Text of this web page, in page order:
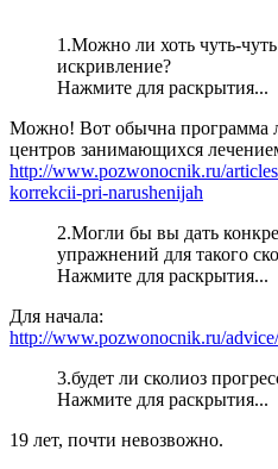
1.Можно ли хоть чуть-
искривление?
Нажмите для раскрытия...
Можно! Вот обычна программа
центров занимающихся
http://www.pozwonocnik.ru/
korrekcii-pri-narushenijah
2.Могли бы вы дать
упражнений для такого
Нажмите для раскрытия...
Для начала:
http://www.pozwonocnik.ru/
3.будет ли сколиоз
Нажмите для раскрытия...
19 лет, почти невозвожно.